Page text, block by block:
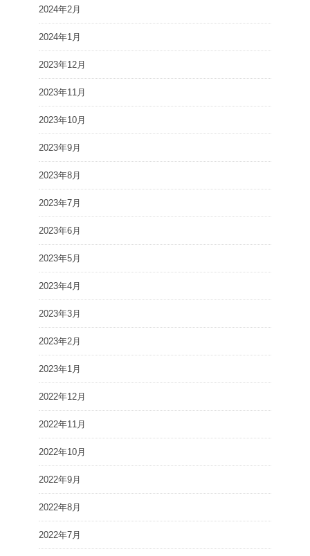
2024年2月
2024年1月
2023年12月
2023年11月
2023年10月
2023年9月
2023年8月
2023年7月
2023年6月
2023年5月
2023年4月
2023年3月
2023年2月
2023年1月
2022年12月
2022年11月
2022年10月
2022年9月
2022年8月
2022年7月